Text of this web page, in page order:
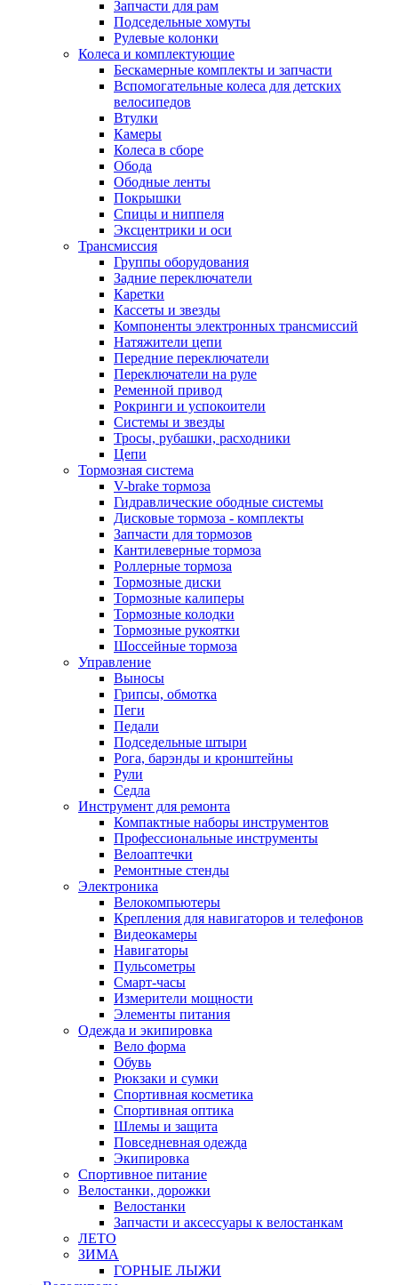
Запчасти для рам
Подседельные хомуты
Рулевые колонки
Колеса и комплектующие
Бескамерные комплекты и запчасти
Вспомогательные колеса для детских
велосипедов
Втулки
Камеры
Колеса в сборе
Обода
Ободные ленты
Покрышки
Спицы и ниппеля
Эксцентрики и оси
Трансмиссия
Группы оборудования
Задние переключатели
Каретки
Кассеты и звезды
Компоненты электронных трансмиссий
Натяжители цепи
Передние переключатели
Переключатели на руле
Ременной привод
Рокринги и успокоители
Системы и звезды
Тросы, рубашки, расходники
Цепи
Тормозная система
V-brake тормоза
Гидравлические ободные системы
Дисковые тормоза - комплекты
Запчасти для тормозов
Кантилеверные тормоза
Роллерные тормоза
Тормозные диски
Тормозные калиперы
Тормозные колодки
Тормозные рукоятки
Шоссейные тормоза
Управление
Выносы
Грипсы, обмотка
Пеги
Педали
Подседельные штыри
Рога, барэнды и кронштейны
Рули
Седла
Инструмент для ремонта
Компактные наборы инструментов
Профессиональные инструменты
Велоаптечки
Ремонтные стенды
Электроника
Велокомпьютеры
Крепления для навигаторов и телефонов
Видеокамеры
Навигаторы
Пульсометры
Смарт-часы
Измерители мощности
Элементы питания
Одежда и экипировка
Вело форма
Обувь
Рюкзаки и сумки
Спортивная косметика
Спортивная оптика
Шлемы и защита
Повседневная одежда
Экипировка
Спортивное питание
Велостанки, дорожки
Велостанки
Запчасти и аксессуары к велостанкам
ЛЕТО
ЗИМА
ГОРНЫЕ ЛЫЖИ